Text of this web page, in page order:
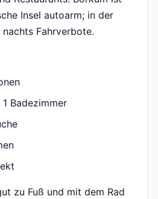
Insel autoarm; in der
Fahrverbote.
Badezimmer
zu Fuß und mit dem Rad